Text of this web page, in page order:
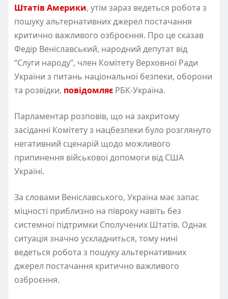
Штатів Америки, утім зараз ведеться робота з
пошуку альтернативних джерел постачання
критично важливого озброєння. Про це сказав
Федір Веніславський, народний депутат від
“Слуги народу”, член Комітету Верховної Ради
України з питань національної безпеки, оборони
та розвідки, повідомляє РБК-Україна.
Парламентар розповів, що на закритому
засіданні Комітету з нацбезпеки було розглянуто
негативний сценарій щодо можливого
припинення військової допомоги від США
Україні.
За словами Веніславського, Україна має запас
міцності приблизно на півроку навіть без
системної підтримки Сполучених Штатів. Однак
ситуація значно ускладниться, тому нині
ведеться робота з пошуку альтернативних
джерел постачання критично важливого
озброєння.